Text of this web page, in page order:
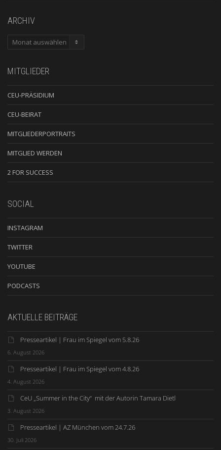
ARCHIV
ARCHIV
MITGLIEDER
CEU-PRÄSIDIUM
CEU-BEIRAT
MITGLIEDERPORTRAITS
MITGLIED WERDEN
2 FOR SUCCESS
SOCIAL
INSTAGRAM
TWITTER
YOUTUBE
PODCASTS
AKTUELLE BEITRÄGE
Presseartikel | Frau im Spiegel vom 5.8.26
6. August 2026
Presseartikel | Frau im Spiegel vom 4.8.26
4. August 2026
CeU „Summer in the City“ mit der Autorin Tamara Dietl
3. August 2026
Presseartikel | AZ München vom 24.7.26
30. Juli 2026